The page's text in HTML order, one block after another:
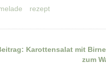
rezept
Karottensalat mit
zum